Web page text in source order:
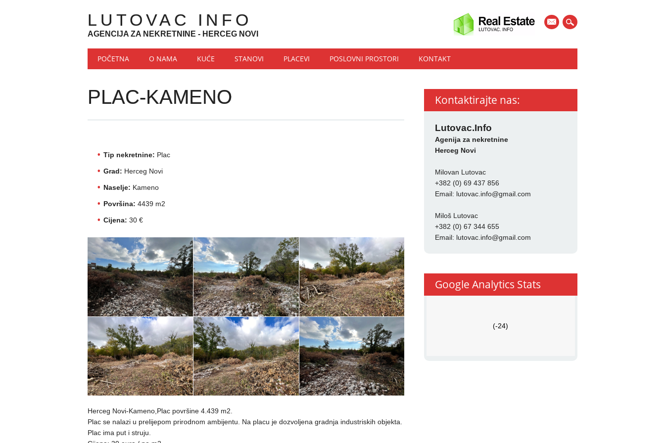
mail
LUTOVAC INFO
AGENCIJA ZA NEKRETNINE - HERCEG NOVI
Main menu
Skip to content
POČETNA O NAMA KUĆE STANOVI PLACEVI POSLOVNI PROSTORI KONTAKT
PLAC-KAMENO
Tip nekretnine: Plac
Grad: Herceg Novi
Naselje: Kameno
Površina: 4439 m2
Cijena: 30 €
Herceg Novi-Kameno,Plac površine 4.439 m2.
Plac se nalazi u prelijepom prirodnom ambijentu. Na placu je dozvoljena gradnja industriskih objekta.
Plac ima put i struju.
Kontaktirajte nas:
Lutovac.Info
Agenija za nekretnine
Herceg Novi
Milovan Lutovac
+382 (0) 69 437 856
Email: lutovac.info@gmail.com
Miloš Lutovac
+382 (0) 67 344 655
Email: lutovac.info@gmail.com
Google Analytics Stats
(-24)